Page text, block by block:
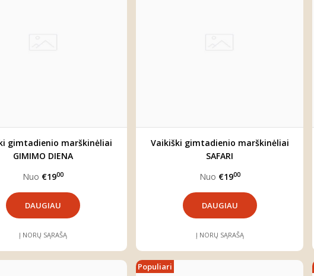
gimtadienio marškinėliai
GIMIMO DIENA
Nuo €1900
DAUGIAU
Į NORŲ SĄRAŠĄ
Vaikiški gimtadienio marškinėliai
SAFARI
Nuo €1900
DAUGIAU
Į NORŲ SĄRAŠĄ
Populiari